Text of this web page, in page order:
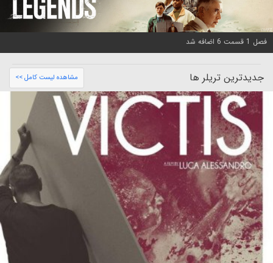
فصل 1 قسمت 6 اضافه شد
جدیدترین تریلر ها مشاهده لیست کامل >>